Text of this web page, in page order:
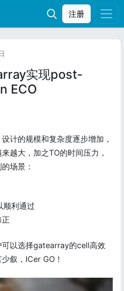
注册
实现post-
ECO
计的规模和复杂度逐步增加，
越大，加之TO的时间压力，
场景：
顺利通过
以选择gatearray的cell高效
叙，ICer GO！